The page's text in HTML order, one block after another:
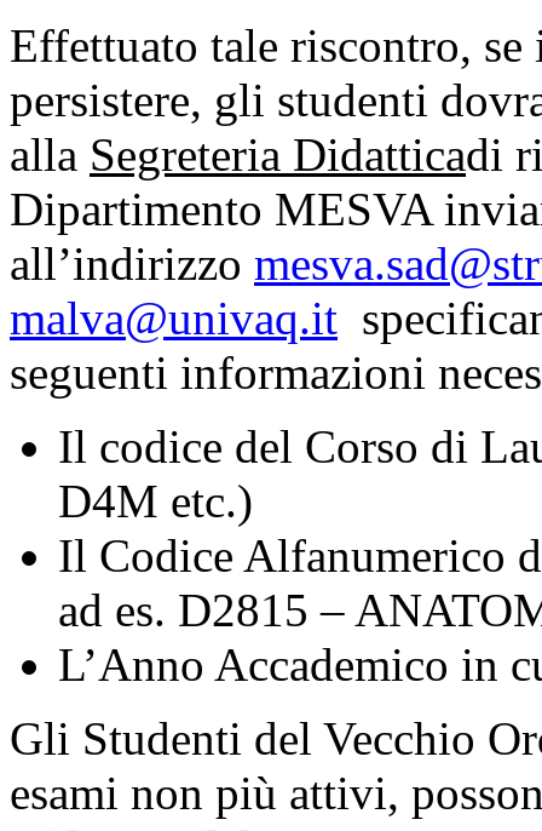
Effettuato tale riscontro, se
persistere, gli studenti
alla Segreteria Didatticadi
Dipartimento MESVA
all’indirizzo
malva@univaq.it
seguenti informazioni
Il codice del Corso di
D4M etc.)
Il Codice Alfanumerico
ad es. D2815 –
L’Anno Accademico in
Gli Studenti del Vecchio
esami non più attivi,